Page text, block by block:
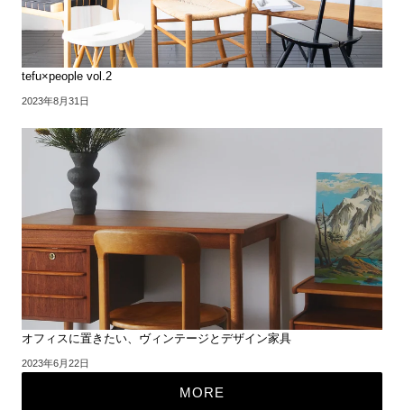
tefu×people vol.2
2023年8月31日
オフィスに置きたい、ヴィンテージとデザイン家具
2023年6月22日
MORE